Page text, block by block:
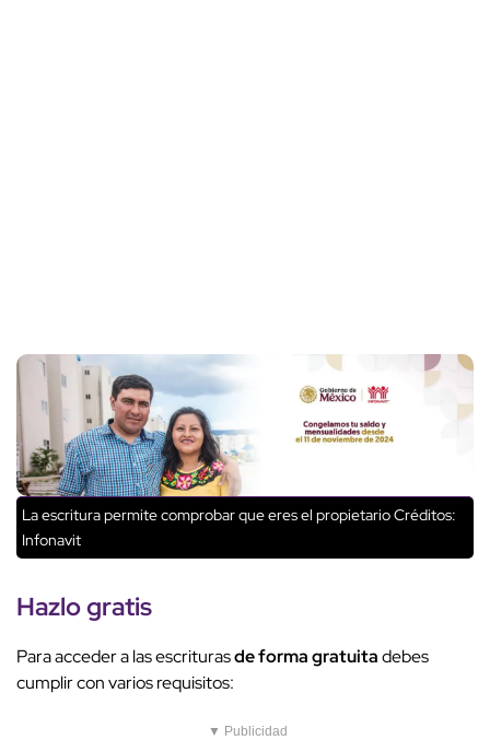
La escritura permite comprobar que eres el propietarioCréditos:
Infonavit
Hazlo gratis
Para acceder a las escriturasde forma gratuitadebes
cumplir con varios requisitos:
▼ Publicidad